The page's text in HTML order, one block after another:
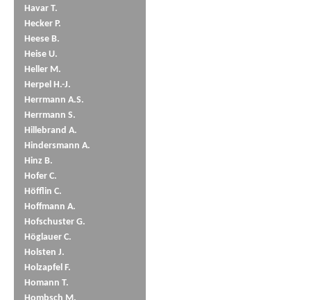
Havar T.
Hecker P.
Heese B.
Heise U.
Heller M.
Herpel H.-J.
Herrmann A.S.
Herrmann S.
Hillebrand A.
Hindersmann A.
Hinz B.
Hofer C.
Höfflin C.
Hoffmann A.
Hofschuster G.
Höglauer C.
Holsten J.
Holzapfel F.
Homann T.